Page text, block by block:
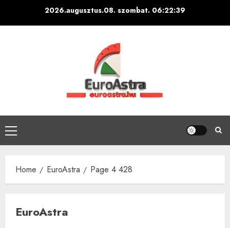
2026.augusztus.08. szombat. 06:22:40
Primary
Menu
Home EuroAstra Page 4 428
EuroAstra